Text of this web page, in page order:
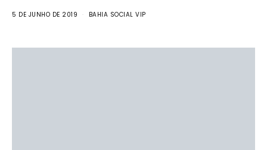
5 DE JUNHO DE 2019 BAHIA SOCIAL VIP